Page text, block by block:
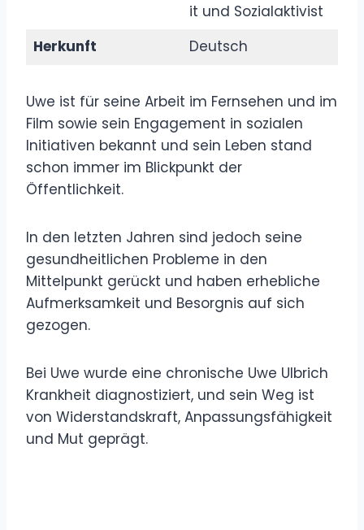
it und Sozialaktivist
Herkunft
Deutsch
Uwe ist für seine Arbeit im Fernsehen und im
Film sowie sein Engagement in sozialen
Initiativen bekannt und sein Leben stand
schon immer im Blickpunkt der
Öffentlichkeit.
In den letzten Jahren sind jedoch seine
gesundheitlichen Probleme in den
Mittelpunkt gerückt und haben erhebliche
Aufmerksamkeit und Besorgnis auf sich
gezogen.
Bei Uwe wurde eine chronische Uwe Ulbrich
Krankheit diagnostiziert, und sein Weg ist
von Widerstandskraft, Anpassungsfähigkeit
und Mut geprägt.